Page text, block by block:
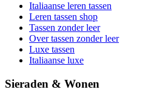
Italiaanse leren tassen
Leren tassen shop
Tassen zonder leer
Over tassen zonder leer
Luxe tassen
Italiaanse luxe
Sieraden & Wonen